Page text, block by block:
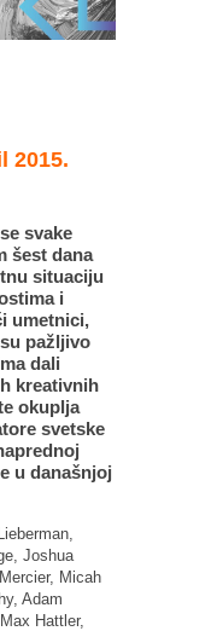
2015.
svake
šest dana
situaciju
i
umetnici,
pažljivo
dali
kreativnih
okuplja
svetske
u današnjoj
Joshua
Micah
Adam
Hattler,